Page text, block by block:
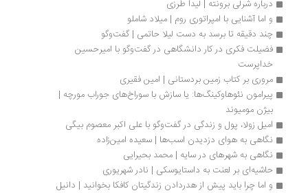
درباره شرلی برونته | لیدا طرزی
و اما آشنایی با امپراتوری روم | میلاد شاملو
چند دقیقه تا برسد به دست لیلا حاتمی | گفت‌‌وگو
فضیلت فکری در کار دانشگاهی در گفت‌وگو با امیرحسین
خداپرست
مروری بر کتاب زمین بردستانی | امین فقیری
پیرامون نئوهاوکینگ‌ها: یا سازش با سوراخ‌های جوراب مورچه |
بیژن مومیوند
امیل زولا، پول و زندگی در گفت‌وگو با علی اکبر معصوم بیگی
نگاهی به هوای دزدیدن اسب‌ها | سعیده امین‌زاده
نگاهی به شهرهای در سایه | محمد بحیرایی
حاشیه‌ای بر لعنت به داستایوسکی | نادر شهریوری
و اما چرا باید پیش از هدردادن زندگیتان کافکا بخوانید | دانیل